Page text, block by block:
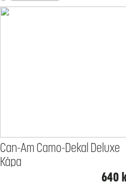
Can-Am Camo-Dekal Deluxe
Kåpa
640